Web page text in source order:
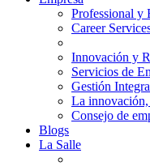
Professional y
Career
Innovación y
Servicios de
Gestión
La
Consejo de
Blogs
La Salle